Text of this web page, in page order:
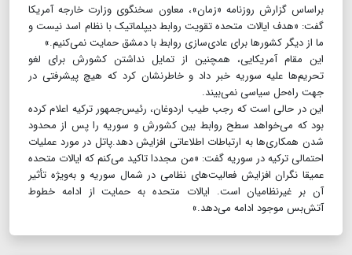
براساس گزارش روزنامه «زمان»، معاون سخنگوی وزارت خارجه آمریکا
گفت: «هدف ایالات متحده تقویت روابط دیپلماتیک با نظام اسد نیست و
ما از دیگر کشورها برای عادی‌سازی روابط با دمشق حمایت نمی‌کنیم.»
این مقام آمریکایی، همچنین از تمایل نداشتن کشورش برای لغو
تحریم‌ها علیه سوریه خبر داد و خاطرنشان کرد که هیچ پیشرفتی در
جهت راه‌حل سیاسی نمی‌بیند.
این در حالی است که رجب طیب اردوغان، رئیس‌جمهور ترکیه اعلام کرده
بود که می‌خواهد سطح روابط بین کشورش و سوریه را پس از محدود
شدن همکاری‌ها به ارتباطات اطلاعاتی افزایش دهد.پاتل در مورد عملیات
احتمالی ترکیه در سوریه گفت: «من مجددا تاکید می‌کنم که ایالات متحده
عمیقا نگران افزایش فعالیت‌های نظامی در شمال سوریه و به‌ویژه تأثیر
آن بر غیرنظامیان است. ایالات متحده به حمایت از ادامه خطوط
آتش‌بس موجود ادامه می‌دهد.»